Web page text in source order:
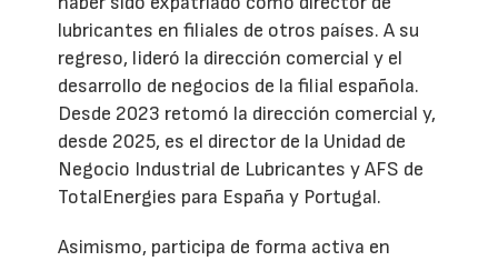
lubricantes en filiales de otros países. A su
regreso, lideró la dirección comercial y el
desarrollo de negocios de la filial española.
Desde 2023 retomó la dirección comercial y,
desde 2025, es el director de la Unidad de
Negocio Industrial de Lubricantes y AFS de
TotalEnergies para España y Portugal.
Asimismo, participa de forma activa en